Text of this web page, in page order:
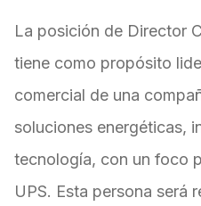
La posición de Director
tiene como propósito
comercial de una
soluciones energéticas,
tecnología, con un foco
UPS. Esta persona será